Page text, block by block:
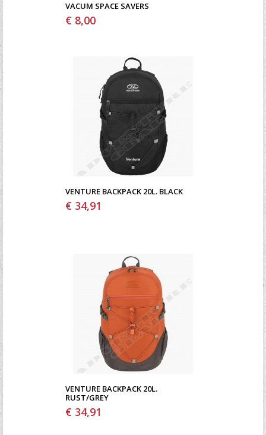
VACUM SPACE SAVERS
€ 8,00
VENTURE BACKPACK 20L. BLACK
€ 34,91
VENTURE BACKPACK 20L.
RUST/GREY
€ 34,91